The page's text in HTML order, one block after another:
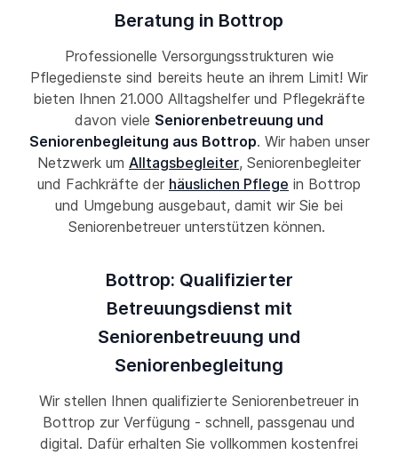
Beratung in Bottrop
Professionelle Versorgungsstrukturen wie
Pflegedienste sind bereits heute an ihrem Limit! Wir
bieten Ihnen 21.000 Alltagshelfer und Pflegekräfte
davon viele Seniorenbetreuung und
Seniorenbegleitung aus Bottrop. Wir haben unser
Netzwerk um Alltagsbegleiter, Seniorenbegleiter
und Fachkräfte der häuslichen Pflege in Bottrop
und Umgebung ausgebaut, damit wir Sie bei
Seniorenbetreuer unterstützen können.
Bottrop: Qualifizierter
Betreuungsdienst mit
Seniorenbetreuung und
Seniorenbegleitung
Wir stellen Ihnen qualifizierte Seniorenbetreuer in
Bottrop zur Verfügung - schnell, passgenau und
digital. Dafür erhalten Sie vollkommen kostenfrei